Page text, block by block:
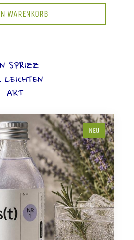
WARENKORB
SPRIZZ
LEICHTEN
ART
NEU